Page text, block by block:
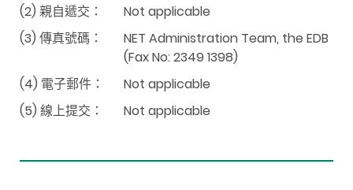
(2) 親自遞交：
Not applicable
(3) 傳真號碼：
NET Administration Team, the EDB
(Fax No: 2349 1398)
(4) 電子郵件：
Not applicable
(5) 線上提交：
Not applicable